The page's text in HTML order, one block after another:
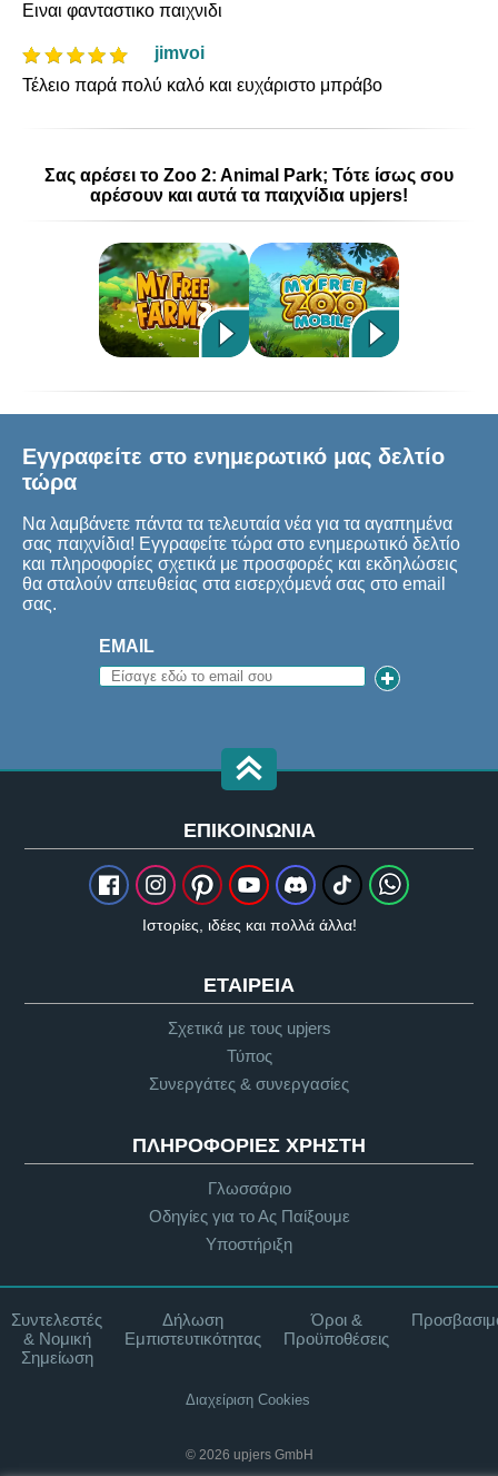
Ειναι φανταστικο παιχνιδι
jimvoi
Τέλειο παρά πολύ καλό και ευχάριστο μπράβο
Σας αρέσει το Zoo 2: Animal Park; Τότε ίσως σου
αρέσουν και αυτά τα παιχνίδια upjers!
Εγγραφείτε στο ενημερωτικό μας δελτίο
τώρα
Να λαμβάνετε πάντα τα τελευταία νέα για τα αγαπημένα
σας παιχνίδια! Εγγραφείτε τώρα στο ενημερωτικό δελτίο
και πληροφορίες σχετικά με προσφορές και εκδηλώσεις
θα σταλούν απευθείας στα εισερχόμενά σας στο email
σας.
EMAIL
ΕΠΙΚΟΙΝΩΝΊΑ
Ιστορίες, ιδέες και πολλά άλλα!
ΕΤΑΙΡΕΊΑ
Σχετικά με τους upjers
Τύπος
Συνεργάτες & συνεργασίες
ΠΛΗΡΟΦΟΡΊΕΣ ΧΡΉΣΤΗ
Γλωσσάριο
Οδηγίες για το Ας Παίξουμε
Υποστήριξη
Συντελεστές
& Νομική
Σημείωση
Δήλωση
Εμπιστευτικότητας
Όροι &
Προϋποθέσεις
Διαχείριση Cookies
© 2026 upjers GmbH